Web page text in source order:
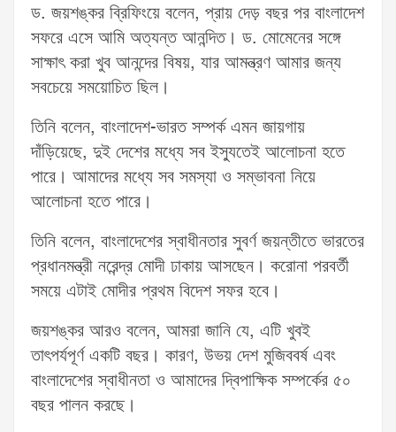
ড. জয়শঙ্কর ব্রিফিংয়ে বলেন, প্রায় দেড় বছর পর বাংলাদেশ
সফরে এসে আমি অত্যন্ত আনন্দিত। ড. মোমেনের সঙ্গে
সাক্ষাৎ করা খুব আনন্দের বিষয়, যার আমন্ত্রণ আমার জন্য
সবচেয়ে সময়োচিত ছিল।
তিনি বলেন, বাংলাদেশ-ভারত সম্পর্ক এমন জায়গায়
দাঁড়িয়েছে, দুই দেশের মধ্যে সব ইস্যুতেই আলোচনা হতে
পারে। আমাদের মধ্যে সব সমস্যা ও সম্ভাবনা নিয়ে
আলোচনা হতে পারে।
তিনি বলেন, বাংলাদেশের স্বাধীনতার সুবর্ণ জয়ন্তীতে ভারতের
প্রধানমন্ত্রী নরেন্দ্র মোদী ঢাকায় আসছেন। করোনা পরবর্তী
সময়ে এটাই মোদীর প্রথম বিদেশ সফর হবে।
জয়শঙ্কর আরও বলেন, আমরা জানি যে, এটি খুবই
তাৎপর্যপূর্ণ একটি বছর। কারণ, উভয় দেশ মুজিববর্ষ এবং
বাংলাদেশের স্বাধীনতা ও আমাদের দ্বিপাক্ষিক সম্পর্কের ৫০
বছর পালন করছে।